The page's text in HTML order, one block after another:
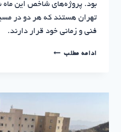
بود. پروژه‌های شاخص این ماه
تهران هستند که هر دو در
فنی و زمانی خود قرار دارند.
ادامه مطلبآپادانا
پردیس
مهر
ماه